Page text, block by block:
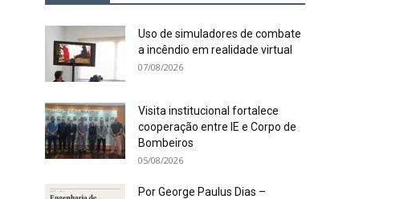
Uso de simuladores de combate
a incêndio em realidade virtual
07/08/2026
Visita institucional fortalece
cooperação entre IE e Corpo de
Bombeiros
05/08/2026
Por George Paulus Dias –